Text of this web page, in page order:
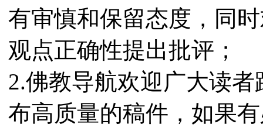
有审慎和保留态度，同
观点正确性提出批评；
2.佛教导航欢迎广大读
布高质量的稿件，如果